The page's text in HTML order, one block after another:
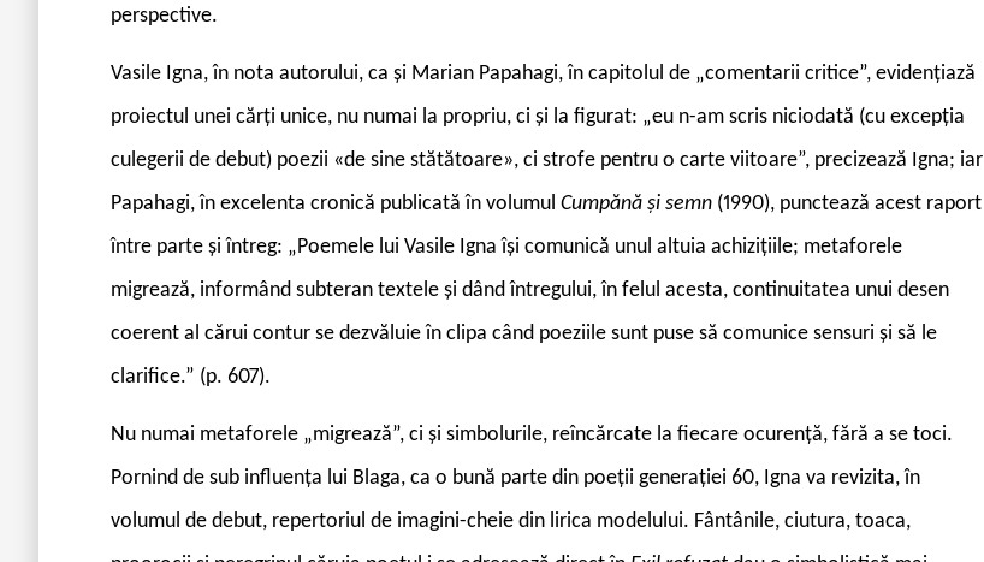
perspective.
Vasile Igna, în nota autorului, ca și Marian Papahagi, în capitolul de „comentarii critice”, evidențiază
proiectul unei cărți unice, nu numai la propriu, ci și la figurat: „eu n-am scris niciodată (cu excepția
culegerii de debut) poezii «de sine stătătoare», ci strofe pentru o carte viitoare”, precizează Igna; iar
Papahagi, în excelenta cronică publicată în volumul Cumpănă și semn (1990), punctează acest raport
între parte și întreg: „Poemele lui Vasile Igna își comunică unul altuia achizițiile; metaforele
migrează, informând subteran textele și dând întregului, în felul acesta, continuitatea unui desen
coerent al cărui contur se dezvăluie în clipa când poeziile sunt puse să comunice sensuri și să le
clarifice.” (p. 607).
Nu numai metaforele „migrează”, ci și simbolurile, reîncărcate la fiecare ocurență, fără a se toci.
Pornind de sub influența lui Blaga, ca o bună parte din poeții generației 60, Igna va revizita, în
volumul de debut, repertoriul de imagini-cheie din lirica modelului. Fântânile, ciutura, toaca,